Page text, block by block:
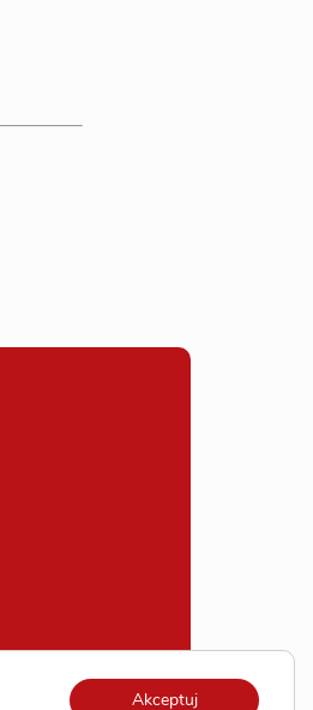
Akceptuj